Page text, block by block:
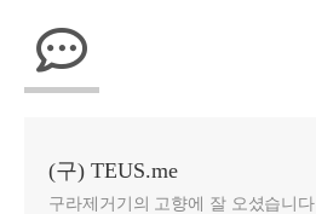
(구) TEUS.me
구라제거기의 고향에 잘 오셨습니다